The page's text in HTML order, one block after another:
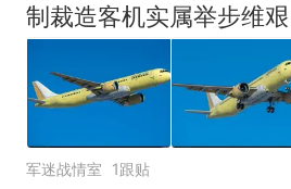
制裁造客机实属举步维艰
军迷战情室 1跟贴